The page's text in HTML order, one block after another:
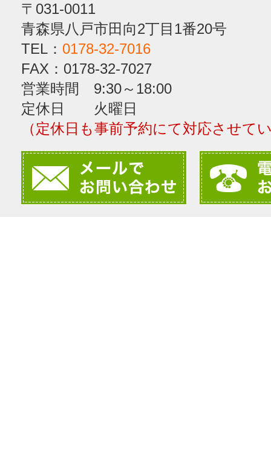
〒031-0011
青森県八戸市田向2丁目1番20号
TEL： 0178-32-7016
FAX：0178-32-7027
営業時間 9:30～18:00
定休日 火曜日
（定休日も事前予約にて対応させて